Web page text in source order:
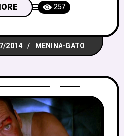
edição parece
do D30 estamos
perto cada novidade
quinta edição
257
2014 MENINA-GATO